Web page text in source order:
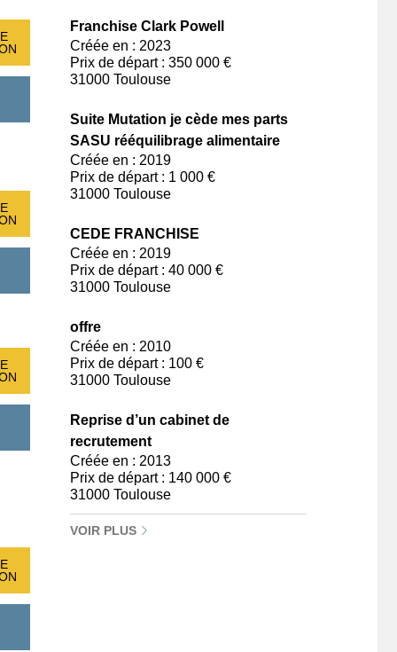
Franchise Clark Powell
Créée en : 2023
Prix de départ : 350 000 €
31000 Toulouse
Suite Mutation je cède mes parts
SASU rééquilibrage alimentaire
Créée en : 2019
Prix de départ : 1 000 €
31000 Toulouse
CEDE FRANCHISE
Créée en : 2019
Prix de départ : 40 000 €
31000 Toulouse
offre
Créée en : 2010
Prix de départ : 100 €
31000 Toulouse
Reprise d’un cabinet de
recrutement
Créée en : 2013
Prix de départ : 140 000 €
31000 Toulouse
VOIR PLUS